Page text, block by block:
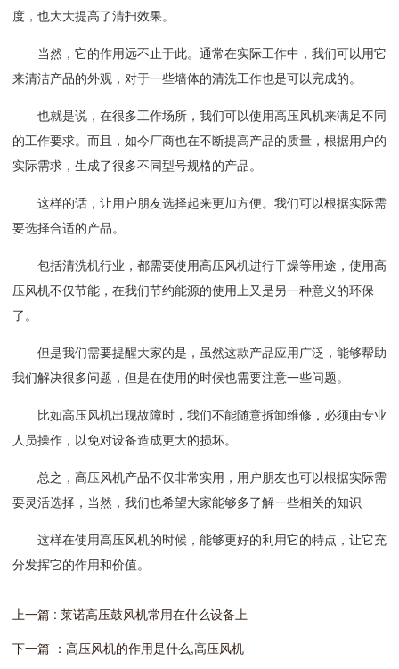
度，也大大提高了清扫效果。
当然，它的作用远不止于此。通常在实际工作中，我们可以用它
来清洁产品的外观，对于一些墙体的清洗工作也是可以完成的。
也就是说，在很多工作场所，我们可以使用高压风机来满足不同
的工作要求。而且，如今厂商也在不断提高产品的质量，根据用户的
实际需求，生成了很多不同型号规格的产品。
这样的话，让用户朋友选择起来更加方便。我们可以根据实际需
要选择合适的产品。
包括清洗机行业，都需要使用高压风机进行干燥等用途，使用高
压风机不仅节能，在我们节约能源的使用上又是另一种意义的环保
了。
但是我们需要提醒大家的是，虽然这款产品应用广泛，能够帮助
我们解决很多问题，但是在使用的时候也需要注意一些问题。
比如高压风机出现故障时，我们不能随意拆卸维修，必须由专业
人员操作，以免对设备造成更大的损坏。
总之，高压风机产品不仅非常实用，用户朋友也可以根据实际需
要灵活选择，当然，我们也希望大家能够多了解一些相关的知识
这样在使用高压风机的时候，能够更好的利用它的特点，让它充
分发挥它的作用和价值。
上一篇 : 莱诺高压鼓风机常用在什么设备上
下一篇 ：高压风机的作用是什么,高压风机